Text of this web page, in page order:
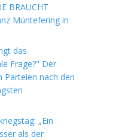
BRAUCHT
Müntefering in
das
Frage?" Der
Parteien nach den
„Ein
als der